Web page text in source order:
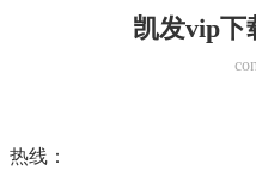
凯发vip下
热线：